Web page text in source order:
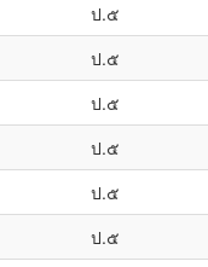
ป.๕
ป.๕
ป.๕
ป.๕
ป.๕
ป.๕